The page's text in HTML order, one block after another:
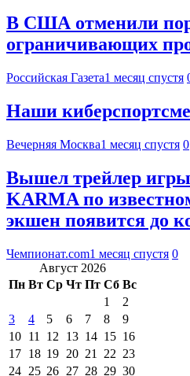
В США отменили
ограничивающих
Российская Газета1 месяц спустя
Наши
Вечерняя Москва1 месяц спустя 0
Вышел трейлер
KARMA по
экшен появится до
Чемпионат.com1 месяц спустя 0
Август 2026
Пн Вт Ср Чт Пт Сб Вс
1
2
3
4 5 6 7 8
9
10 11 12 13 14 15 16
17 18 19 20 21 22 23
24 25 26 27 28 29 30